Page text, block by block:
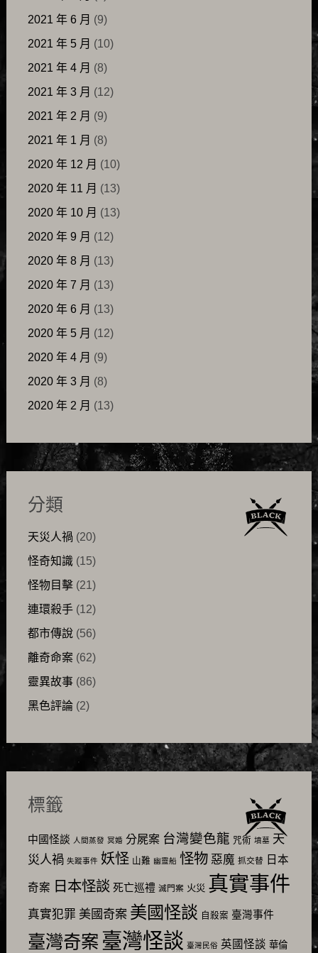
2021 年 6 月 (9)
2021 年 5 月 (10)
2021 年 4 月 (8)
2021 年 3 月 (12)
2021 年 2 月 (9)
2021 年 1 月 (8)
2020 年 12 月 (10)
2020 年 11 月 (13)
2020 年 10 月 (13)
2020 年 9 月 (12)
2020 年 8 月 (13)
2020 年 7 月 (13)
2020 年 6 月 (13)
2020 年 5 月 (12)
2020 年 4 月 (9)
2020 年 3 月 (8)
2020 年 2 月 (13)
分類
天災人禍 (20)
怪奇知識(15)
怪物目擊(21)
連環殺手(12)
都市傳說(56)
離奇命案(62)
靈異故事(86)
黑色評論(2)
標籤
中國怪談 人間蒸發 冥婚 分屍案 台灣變色龍 咒術 墳墓 天
災人禍 失蹤事件 妖怪 山難 幽靈船 怪物 惡魔 抓交替 日本
奇案 日本怪談 死亡巡禮 滅門案 火災 真實事件
真實犯罪 美國奇案 美國怪談 自殺案 臺灣事件
臺灣奇案 臺灣怪談 臺灣民俗 英國怪談 華倫